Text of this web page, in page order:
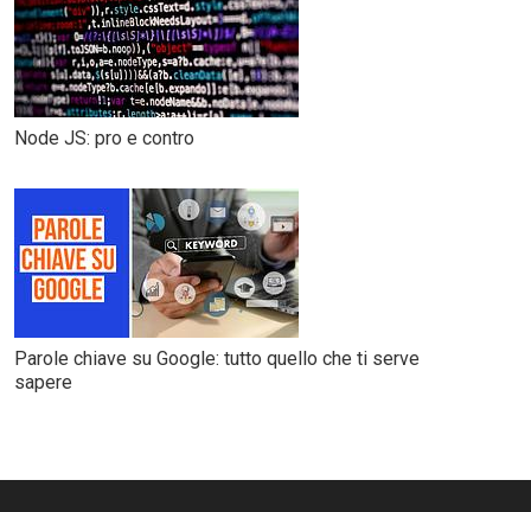
Node JS: pro e contro
Parole chiave su Google: tutto quello che ti serve
sapere